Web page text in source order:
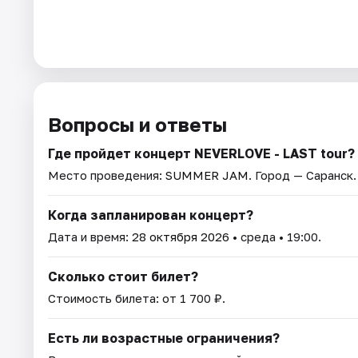
Вопросы и ответы
Где пройдет концерт NEVERLOVE - LAST tour?
Место проведения: SUMMER JAM. Город — Саранск.
Когда запланирован концерт?
Дата и время: 28 октября 2026 • среда • 19:00.
Сколько стоит билет?
Стоимость билета: от 1 700 ₽.
Есть ли возрастные ограничения?